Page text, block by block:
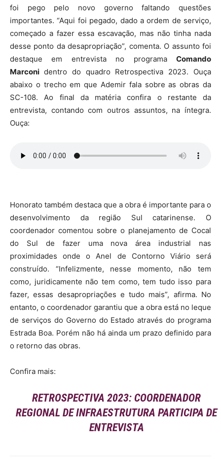
foi pego pelo novo governo faltando questões
importantes. “Aqui foi pegado, dado a ordem de serviço,
começado a fazer essa escavação, mas não tinha nada
desse ponto da desapropriação”, comenta. O assunto foi
destaque em entrevista no programa Comando
Marconi dentro do quadro Retrospectiva 2023. Ouça
abaixo o trecho em que Ademir fala sobre as obras da
SC-108. Ao final da matéria confira o restante da
entrevista, contando com outros assuntos, na íntegra.
Ouça:
Honorato também destaca que a obra é importante para o
desenvolvimento da região Sul catarinense. O
coordenador comentou sobre o planejamento de Cocal
do Sul de fazer uma nova área industrial nas
proximidades onde o Anel de Contorno Viário será
construído. “Infelizmente, nesse momento, não tem
como, juridicamente não tem como, tem tudo isso para
fazer, essas desapropriações e tudo mais”, afirma. No
entanto, o coordenador garantiu que a obra está no leque
de serviços do Governo do Estado através do programa
Estrada Boa. Porém não há ainda um prazo definido para
o retorno das obras.
Confira mais:
RETROSPECTIVA 2023: COORDENADOR
REGIONAL DE INFRAESTRUTURA PARTICIPA DE
ENTREVISTA